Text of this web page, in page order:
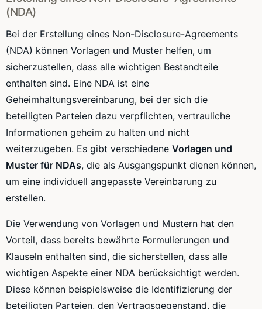
(NDA)
Bei der Erstellung eines Non-Disclosure-Agreements
(NDA) können Vorlagen und Muster helfen, um
sicherzustellen, dass alle wichtigen Bestandteile
enthalten sind. Eine NDA ist eine
Geheimhaltungsvereinbarung, bei der sich die
beteiligten Parteien dazu verpflichten, vertrauliche
Informationen geheim zu halten und nicht
weiterzugeben. Es gibt verschiedene Vorlagen und
Muster für NDAs, die als Ausgangspunkt dienen können,
um eine individuell angepasste Vereinbarung zu
erstellen.
Die Verwendung von Vorlagen und Mustern hat den
Vorteil, dass bereits bewährte Formulierungen und
Klauseln enthalten sind, die sicherstellen, dass alle
wichtigen Aspekte einer NDA berücksichtigt werden.
Diese können beispielsweise die Identifizierung der
beteiligten Parteien, den Vertragsgegenstand, die